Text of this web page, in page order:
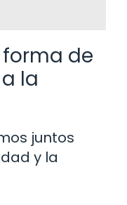
de
la
juntos
y la